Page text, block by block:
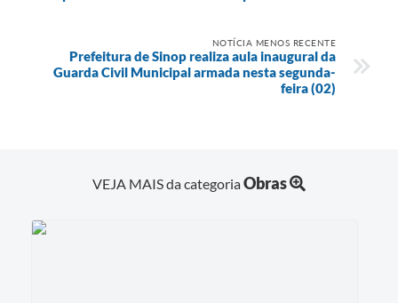
NOTÍCIA MENOS RECENTE
Prefeitura de Sinop realiza aula inaugural da
Guarda Civil Municipal armada nesta segunda-
feira (02)
VEJA MAIS da categoriaObras